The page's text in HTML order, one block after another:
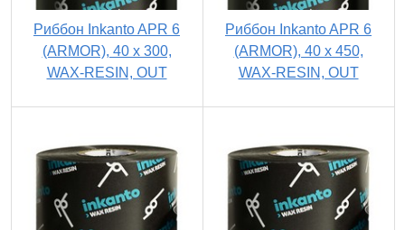
Риббон Inkanto APR 6
(ARMOR), 40 х 300,
WAX-RESIN, OUT
Риббон Inkanto APR 6
(ARMOR), 40 х 450,
WAX-RESIN, OUT